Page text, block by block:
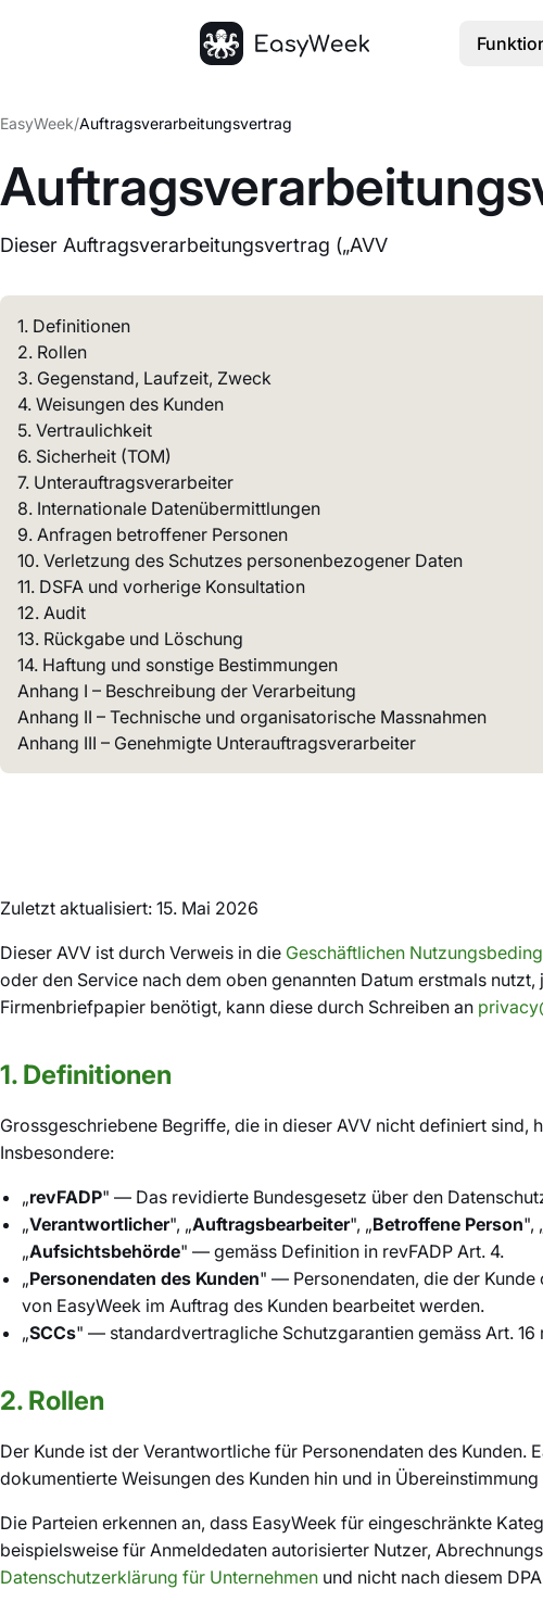
EasyWeek/Auftragsverarbeitungsvertrag
Dieser Auftragsverarbeitungsvertrag („AVV
1. Definitionen
2. Rollen
3. Gegenstand, Laufzeit, Zweck
4. Weisungen des Kunden
5. Vertraulichkeit
6. Sicherheit (TOM)
7. Unterauftragsverarbeiter
8. Internationale Datenübermittlungen
9. Anfragen betroffener Personen
10. Verletzung des Schutzes personenbezogener Daten
11. DSFA und vorherige Konsultation
12. Audit
13. Rückgabe und Löschung
14. Haftung und sonstige Bestimmungen
Anhang I – Beschreibung der Verarbeitung
Anhang II – Technische und organisatorische Massnahmen
Anhang III – Genehmigte Unterauftragsverarbeiter
Zuletzt aktualisiert: 15. Mai 2026
Dieser AVV ist durch Verweis in die Geschäftlichen
oder den Service nach dem oben genannten Datum erstmals
Firmenbriefpapier benötigt, kann diese durch Schreiben an
1. Definitionen
Grossgeschriebene Begriffe, die in dieser AVV nicht definiert
Insbesondere:
„revFADP" — Das revidierte Bundesgesetz über den
„Verantwortlicher", „Auftragsbearbeiter", „Betroffene Person",
„Aufsichtsbehörde" — gemäss Definition in revFADP Art. 4.
„Personendaten des Kunden" — Personendaten, die der
von EasyWeek im Auftrag des Kunden bearbeitet werden.
„SCCs" — standardvertragliche Schutzgarantien gemäss Art.
2. Rollen
Der Kunde ist der Verantwortliche für Personendaten des
dokumentierte Weisungen des Kunden hin und in
Die Parteien erkennen an, dass EasyWeek für eingeschränkte
beispielsweise für Anmeldedaten autorisierter Nutzer,
Datenschutzerklärung für Unternehmen und nicht nach diesem